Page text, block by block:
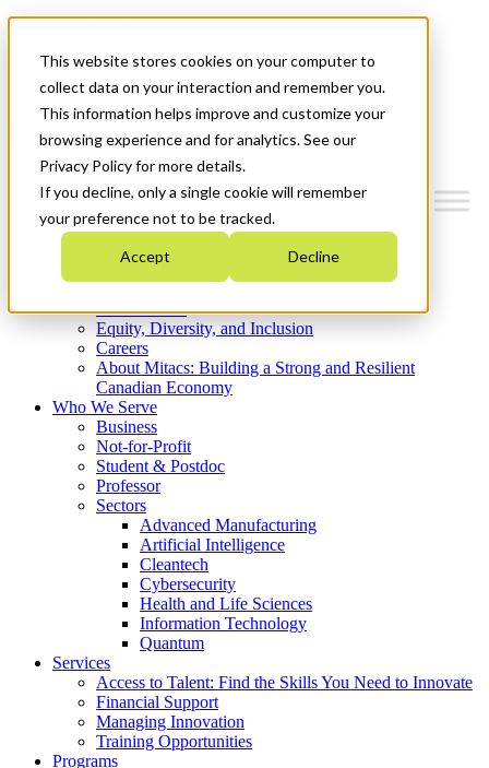
This website stores cookies on your computer to
collect data on your interaction and remember you.
This information helps improve and customize your
browsing experience and for analytics. See our
Privacy Policy for more details.
If you decline, only a single cookie will remember
your preference not to be tracked.
Accept Decline
News & Events
Get Started
Menu
Who We Are
Strategic Plan 2026-2030
What We Do
Equity, Diversity, and Inclusion
Careers
About Mitacs: Building a Strong and Resilient
Canadian Economy
Who We Serve
Business
Not-for-Profit
Student & Postdoc
Professor
Sectors
Advanced Manufacturing
Artificial Intelligence
Cleantech
Cybersecurity
Health and Life Sciences
Information Technology
Quantum
Services
Access to Talent: Find the Skills You Need to Innovate
Financial Support
Managing Innovation
Training Opportunities
Programs